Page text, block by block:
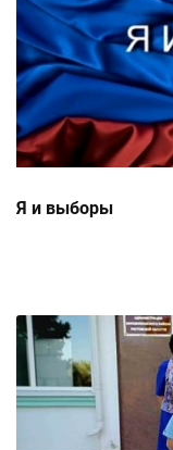
Я и выборы